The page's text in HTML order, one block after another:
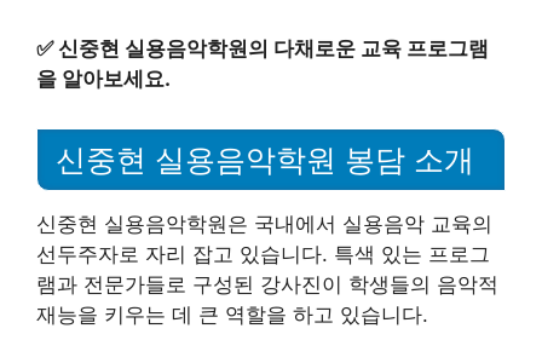
✅신중현 실용음악학원의 다채로운 교육 프로그램
을 알아보세요.
신중현 실용음악학원 봉담 소개
신중현 실용음악학원은 국내에서 실용음악 교육의
선두주자로 자리 잡고 있습니다. 특색 있는 프로그
램과 전문가들로 구성된 강사진이 학생들의 음악적
재능을 키우는 데 큰 역할을 하고 있습니다.